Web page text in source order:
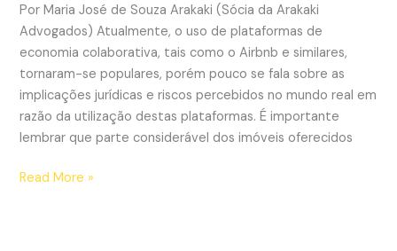
do
FGTS
Por Maria José de Souza Arakaki (Sócia da Arakaki
Advogados) Atualmente, o uso de plataformas de
economia colaborativa, tais como o Airbnb e similares,
tornaram-se populares, porém pouco se fala sobre as
implicações jurídicas e riscos percebidos no mundo real em
razão da utilização destas plataformas. É importante
lembrar que parte considerável dos imóveis oferecidos
Riscos
Read More »